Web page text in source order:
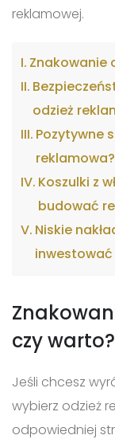
reklamowej.
Znakowanie
odzież
Pozytywne
reklamowa?
Koszulki z
budować
Niskie
inwestować
czy warto?
Jeśli chcesz
wybierz odzież
odpowiedniej